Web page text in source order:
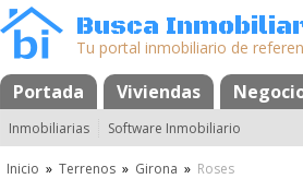
Busca
Tu portal inmobiliario de
Portada Viviendas
MapaFavoritos
Inmobiliarias Software Inmobiliario
Inicio » Terrenos » Girona » Roses